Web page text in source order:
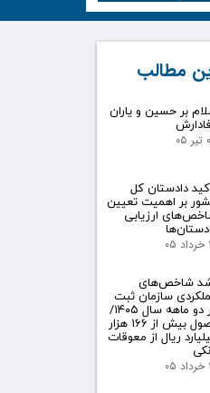
مطالب
بر حسین و یاران
دادستان کل
بر اهمیت تعیین
ارزیابی
شاخص‌های
سازمان ثبت
در دو ماهه سال ۱۴۰۵/
وصول بیش از ۱۶۶ هزار
ریال از معوقات